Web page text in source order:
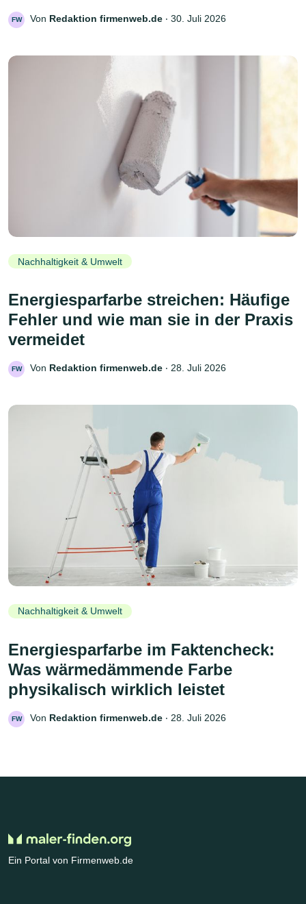
FW Von Redaktion firmenweb.de ‧ 30. Juli 2026
Nachhaltigkeit & Umwelt
Energiesparfarbe streichen: Häufige
Fehler und wie man sie in der Praxis
vermeidet
FW Von Redaktion firmenweb.de ‧ 28. Juli 2026
Nachhaltigkeit & Umwelt
Energiesparfarbe im Faktencheck:
Was wärmedämmende Farbe
physikalisch wirklich leistet
FW Von Redaktion firmenweb.de ‧ 28. Juli 2026
Ein Portal von Firmenweb.de